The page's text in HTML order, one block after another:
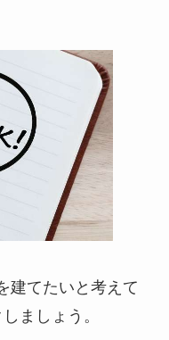
建てたいと考えて
ましょう。